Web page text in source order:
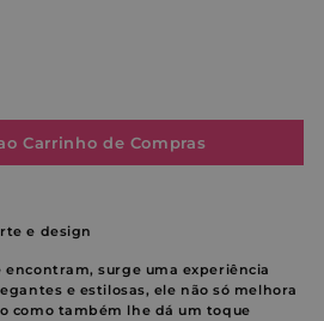
Carrinho de Compras
e design
encontram, surge uma experiência
e estilosas, ele não só melhora
como também lhe dá um toque